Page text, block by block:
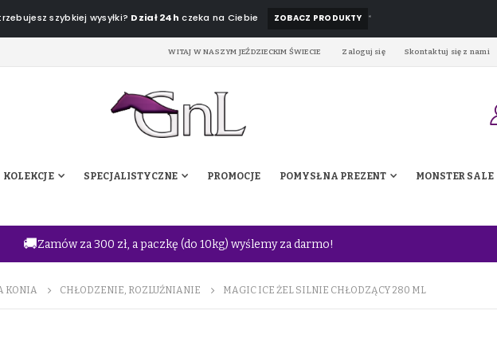
szybkiej wysyłki? Dział 24h czeka na Ciebie ZOBACZ PRODUKTY *
WITAJ W NASZYM JEŹDZIECKIM ŚWIECIE Zaloguj się Skontaktuj się z nami
KOLEKCJE SPECJALISTYCZNE PROMOCJE POMYSŁ NA PREZENT MONSTER SALE
🚚Zamów za 300 zł, a paczkę (do 10kg) wyślemy za darmo!
KONIA CHŁODZENIE, ROZLUŹNIANIE MAGIC ICE ŻEL SILNIE CHŁODZĄCY 280 ML